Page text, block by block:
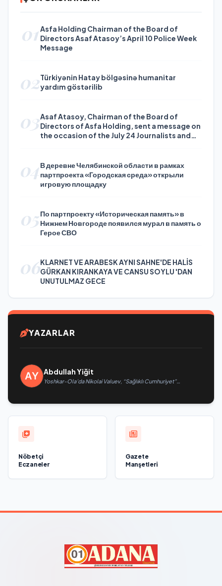
01Asfa Holding Chairman of the Board of
Directors Asaf Atasoy’s April 10 Police Week
Message
02Türkiyənin Hatay bölgəsinə humanitar
yardım göstərilib
03Asaf Atasoy, Chairman of the Board of
Directors of Asfa Holding, sent a message on
the occasion of the July 24 Journalists and
04В деревне Челябинской области в рамках
партпроекта «Городская среда» открыли
игровую площадку
05По партпроекту «Историческая память» в
Нижнем Новгороде появился мурал в память о
Герое СВО
06KLARNET VE ARABESK AYNI SAHNE'DE HALİS
GÜRKAN KIRANKAYA VE CANSU SOYLU 'DAN
UNUTULMAZ GECE
YAZARLAR
Abdullah Yiğit
Yoshkar-Ola’da Nikolai Valuev, “Sağlıklı Cumhuriyet”
Nöbetçi
Eczaneler
Gazete
Manşetleri